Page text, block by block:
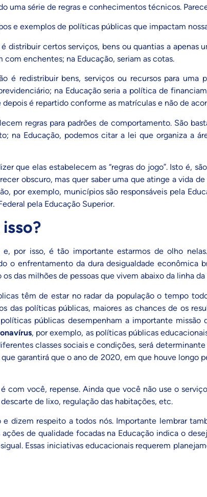
uma série de regras e conhecimentos técnicos.
e exemplos de políticas públicas que impactam
distribuir certos serviços, bens ou quantias a apenas
enchentes; na Educação, seriam as cotas.
é redistribuir bens, serviços ou recursos para uma
na Educação seria a política de
é repartido conforme as matrículas e não de
regras para padrões de comportamento. São
na Educação, podemos citar a lei que organiza a
que elas estabelecem as “regras do jogo”. Isto é,
obscuro, mas quer saber uma que atinge a vida
por exemplo, municípios são responsáveis pela
pela Educação Superior.
por isso, é tão importante estarmos de olho
o enfrentamento da dura desigualdade econômica
os das milhões de pessoas que vivem abaixo da linha
têm de estar no radar da população o tempo
das políticas públicas, maiores as chances de os
públicas desempenham a importante
, por exemplo, as políticas públicas
classes sociais e condições, será
garantirá que o ano de 2020, em que houve longo
com você, repense. Ainda que você não use o
de lixo, regulação das habitações, etc.
dizem respeito a todos nós. Importante lembrar
de qualidade focadas na Educação indica o
Essas iniciativas educacionais requerem